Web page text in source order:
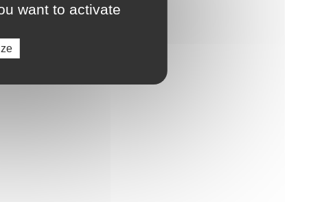
want to activate